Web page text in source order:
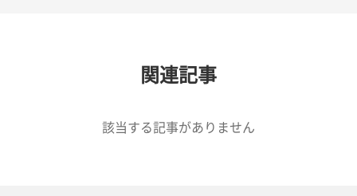
関連記事
該当する記事がありません